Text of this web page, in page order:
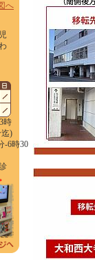
へ
時
迄)
-6時30